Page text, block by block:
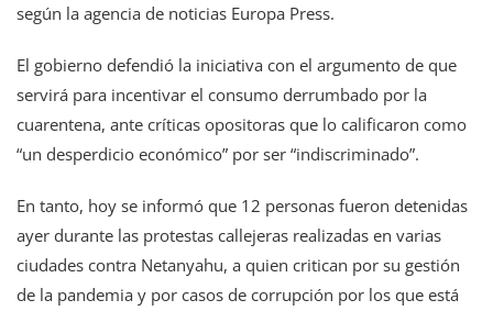
según la agencia de noticias Europa Press.
El gobierno defendió la iniciativa con el argumento de que
servirá para incentivar el consumo derrumbado por la
cuarentena, ante críticas opositoras que lo calificaron como
“un desperdicio económico” por ser “indiscriminado”.
En tanto, hoy se informó que 12 personas fueron detenidas
ayer durante las protestas callejeras realizadas en varias
ciudades contra Netanyahu, a quien critican por su gestión
de la pandemia y por casos de corrupción por los que está